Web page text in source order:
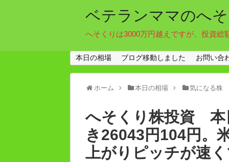
ベテランママのへ
へそくりは3000万円越えですが、投資総
本日の相場 ブログ移動しました お問い合
ホーム 本日の相場 気になる株
へそくり株投資 本
き26043円104円。
上がりピッチが速